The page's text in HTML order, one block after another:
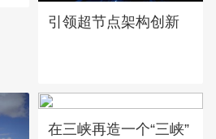
引领超节点架构创新
在三峡再造一个“三峡”